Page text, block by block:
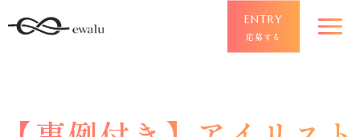
ENTRY
応募する